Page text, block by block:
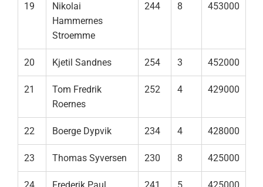
19
Nikolai
Hammernes
Stroemme
244 8 453000
20 Kjetil Sandnes 254 3 452000
21
Tom Fredrik
Roernes
252 4 429000
22 Boerge Dypvik 234 4 428000
23 Thomas Syversen 230 8 425000